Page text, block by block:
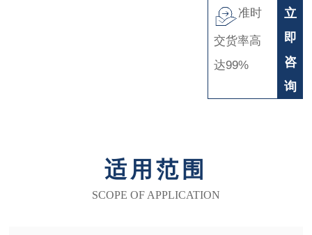
准时
交货率高
达99%
立
即
咨
询
适用范围
SCOPE OF APPLICATION